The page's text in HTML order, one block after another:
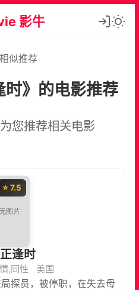
影牛
相似推荐
时》的电影推荐
您推荐相关电影
⭐ 7.5
逢时
,同性
美国
探员，被停职，在失去母